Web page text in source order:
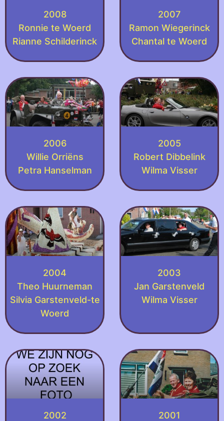
2008
Ronnie te Woerd
Rianne Schilderinck
2007
Ramon Wiegerinck
Chantal te Woerd
2006
Willie Orriëns
Petra Hanselman
2005
Robert Dibbelink
Wilma Visser
2004
Theo Huurneman
Silvia Garstenveld-te
Woerd
2003
Jan Garstenveld
Wilma Visser
2002
2001